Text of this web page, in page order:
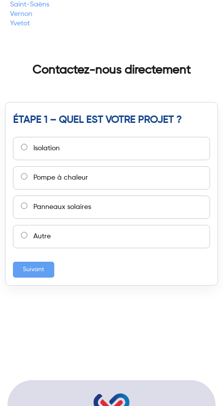
Saint-Saëns
Vernon
Yvetot
Contactez-nous directement
ÉTAPE 1 – QUEL EST VOTRE PROJET ?
Isolation
Pompe à chaleur
Panneaux solaires
Autre
Suivant